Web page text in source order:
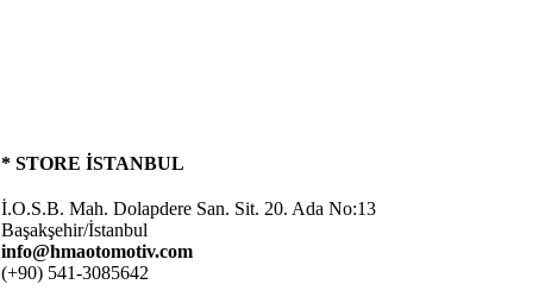
* STORE İSTANBUL
İ.O.S.B. Mah. Dolapdere San. Sit. 20. Ada No:13
Başakşehir/İstanbul
info@hmaotomotiv.com
(+90) 541-3085642